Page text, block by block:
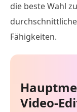
die beste Wahl
Fähigkeiten.
Video-